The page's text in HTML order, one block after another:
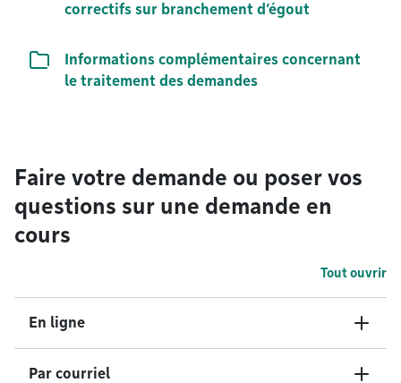
correctifs sur branchement d’égout
Liste de documents
Informations complémentaires concernant
le traitement des demandes
Faire votre demande ou poser vos
questions sur une demande en
cours
Tout ouvrir
En ligne
Par courriel